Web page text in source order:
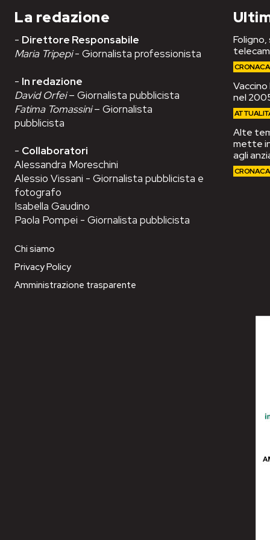
La redazione
- Direttore Responsabile
Maria Tripepi- Giornalista professionista
- In redazione
David Orfei– Giornalista pubblicista
Fatima Tomassini– Giornalista
pubblicista
- Collaboratori
Alessandra Moreschini
Alessio Vissani - Giornalista pubblicista e
fotografo
Isabella Gaudino
Paola Pompei - Giornalista pubblicista
Chi siamo
Privacy Policy
Amministrazione trasparente
CRONACA
nel
Alte
mette
agli
CRONACA